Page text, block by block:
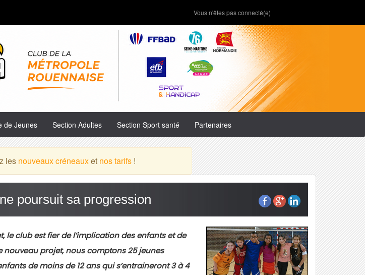
Vous n'êtes pas connecté(e)
de Jeunes Section Adultes Section Sport santé Partenaires
les nouveaux créneauxet nos tarifs!
poursuit sa progression
club est fier de l’implication des enfants et de
nouveau projet, nous comptons 25 jeunes
de moins de 12 ans qui s’entraineront 3 à 4